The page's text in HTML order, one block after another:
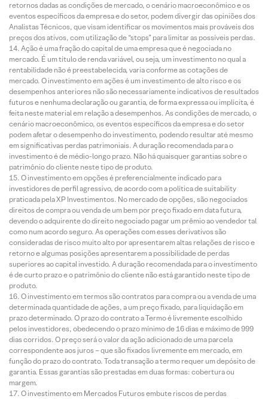
retornos dadas as condições de mercado, o cenário macroeconômico e os
eventos específicos da empresa e do setor, podem divergir das opiniões dos
Analistas Técnicos, que visam identificar os movimentos mais prováveis dos
preços dos ativos, com utilização de “stops” para limitar as possíveis perdas.
Ação é uma fração do capital de uma empresa que é negociada no
mercado. É um título de renda variável, ou seja, um investimento no qual a
rentabilidade não é preestabelecida, varia conforme as cotações de
mercado. O investimento em ações é um investimento de alto risco e os
desempenhos anteriores não são necessariamente indicativos de resultados
futuros e nenhuma declaração ou garantia, de forma expressa ou implícita, é
feita neste material em relação a desempenhos. As condições de mercado, o
cenário macroeconômico, os eventos específicos da empresa e do setor
podem afetar o desempenho do investimento, podendo resultar até mesmo
em significativas perdas patrimoniais. A duração recomendada para o
investimento é de médio-longo prazo. Não há quaisquer garantias sobre o
patrimônio do cliente neste tipo de produto.
O investimento em opções é preferencialmente indicado para
investidores de perfil agressivo, de acordo com a política de suitability
praticada pela XP Investimentos. No mercado de opções, são negociados
direitos de compra ou venda de um bem por preço fixado em data futura,
devendo o adquirente do direito negociado pagar um prêmio ao vendedor tal
como num acordo seguro. As operações com esses derivativos são
consideradas de risco muito alto por apresentarem altas relações de risco e
retorno e algumas posições apresentarem a possibilidade de perdas
superiores ao capital investido. A duração recomendada para o investimento
é de curto prazo e o patrimônio do cliente não está garantido neste tipo de
produto.
O investimento em termos são contratos para compra ou a venda de uma
determinada quantidade de ações, a um preço fixado, para liquidação em
prazo determinado. O prazo do contrato a Termo é livremente escolhido
pelos investidores, obedecendo o prazo mínimo de 16 dias e máximo de 999
dias corridos. O preço será o valor da ação adicionado de uma parcela
correspondente aos juros – que são fixados livremente em mercado, em
função do prazo do contrato. Toda transação a termo requer um depósito de
garantia. Essas garantias são prestadas em duas formas: cobertura ou
margem.
O investimento em Mercados Futuros embute riscos de perdas